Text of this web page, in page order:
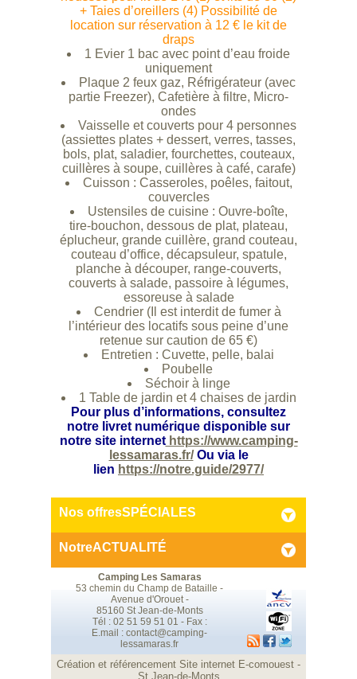
+ Taies d’oreillers (4) Possibilité de
location sur réservation à 12 € le kit de
draps
1 Evier 1 bac avec point d’eau froide
uniquement
Plaque 2 feux gaz, Réfrigérateur (avec
partie Freezer), Cafetière à filtre, Micro-
ondes
Vaisselle et couverts pour 4 personnes
(assiettes plates + dessert, verres, tasses,
bols, plat, saladier, fourchettes, couteaux,
cuillères à soupe, cuillères à café, carafe)
Cuisson : Casseroles, poêles, faitout,
couvercles
Ustensiles de cuisine : Ouvre-boîte,
tire-bouchon, dessous de plat, plateau,
éplucheur, grande cuillère, grand couteau,
couteau d’office, décapsuleur, spatule,
planche à découper, range-couverts,
couverts à salade, passoire à légumes,
essoreuse à salade
Cendrier (Il est interdit de fumer à
l’intérieur des locatifs sous peine d’une
retenue sur caution de 65 €)
Entretien : Cuvette, pelle, balai
Poubelle
Séchoir à linge
1 Table de jardin et 4 chaises de jardin
Pour plus d’informations, consultez
notre livret numérique disponible sur
notre site internethttps://www.camping-
lessamaras.fr/Ou via le
lien https://notre.guide/2977/
Nos offresSPÉCIALES
NotreACTUALITÉ
Camping Les Samaras
53 chemin du Champ de Bataille -
Avenue d'Orouet -
85160 St Jean-de-Monts
Tél : 02 51 59 51 01 - Fax :
E.mail : contact@camping-
lessamaras.fr
Création et référencement Site internet E-comouest -
St Jean-de-Monts